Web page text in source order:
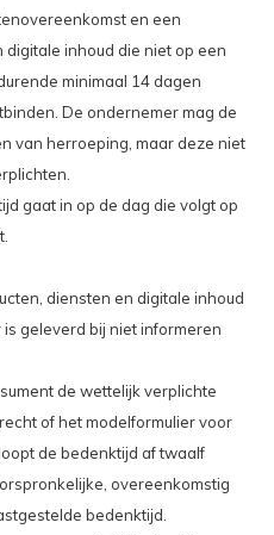
en een
inhoud die niet op een
minimaal 14 dagen
De ondernemer mag de
van herroeping, maar deze niet
gaat in op de dag die volgt op
diensten en digitale inhoud
geleverd bij niet informeren
de wettelijk verplichte
of het modelformulier voor
de bedenktijd af twaalf
overeenkomstig
bedenktijd.